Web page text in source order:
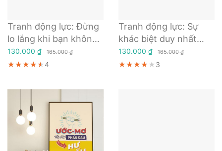
Tranh động lực: Đừng
lo lắng khi bạn không
được công nhận, mà
hãy cố gắng phấn đấu
công nhận
130.000 ₫ 165.000 ₫
★★★★★
★★★★★
★★★★★4
Tranh động lực: Sự
khác biệt duy nhất
giữa một ngày tốt đẹp
và một ngày tồi tệ
130.000 ₫ 165.000 ₫
★★★★★
★★★★★
★★★★★3